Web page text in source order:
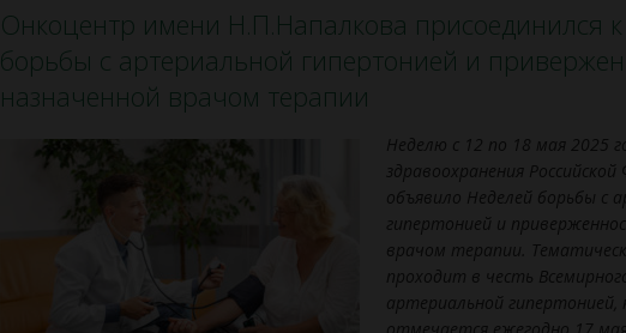
Онкоцентр имени Н.П.Напалкова присоединился
борьбы с артериальной гипертонией и
назначенной врачом терапии
Неделю с 12 по 18 мая 2025
здравоохранения Российской
объявило Неделей борьбы с
гипертонией и
врачом терапии.
проходит в честь
артериальной